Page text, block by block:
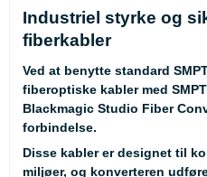
Industriel styrke og
fiberkabler
Ved at benytte standard
fiberoptiske kabler med
Blackmagic Studio Fiber
forbindelse.
Disse kabler er designet til
miljøer, og konverteren